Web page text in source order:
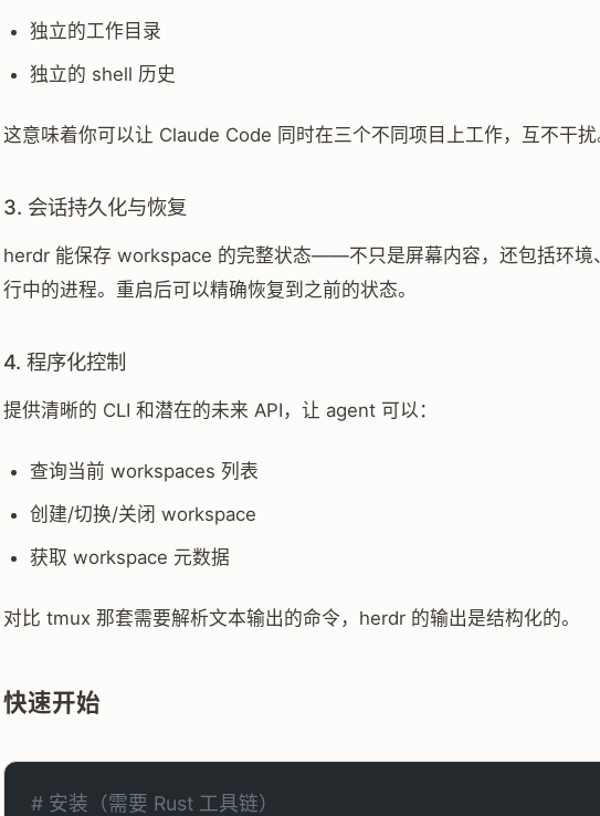
独立的工作目录
独立的 shell 历史
这意味着你可以让 Claude Code 同时在三个不同项目上工作，互不干扰
3. 会话持久化与恢复
herdr 能保存 workspace 的完整状态——不只是屏幕内容，还包括环境
行中的进程。重启后可以精确恢复到之前的状态。
4. 程序化控制
提供清晰的 CLI 和潜在的未来 API，让 agent 可以：
查询当前 workspaces 列表
创建/切换/关闭 workspace
获取 workspace 元数据
对比 tmux 那套需要解析文本输出的命令，herdr 的输出是结构化的。
快速开始
# 安装（需要 Rust 工具链）